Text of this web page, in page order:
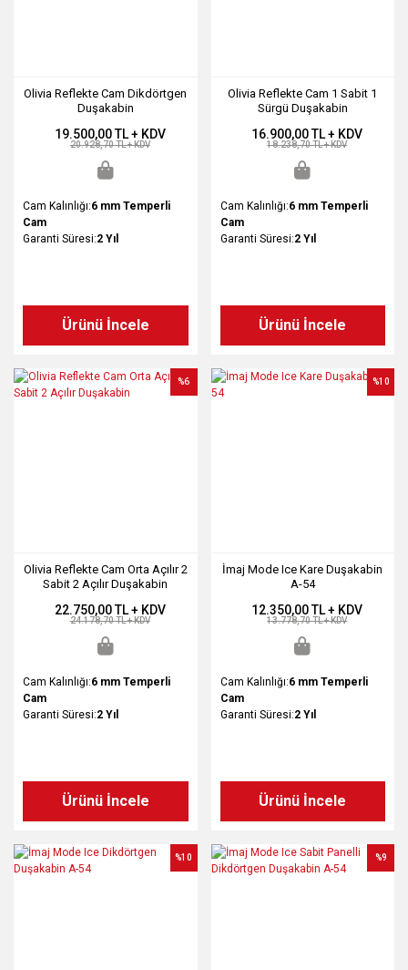
Olivia Reflekte Cam Dikdörtgen
Duşakabin
19.500,00 TL + KDV
20.928,70 TL + KDV
Cam Kalınlığı:6 mm Temperli
Cam
Garanti Süresi:2 Yıl
Ürünü İncele
Olivia Reflekte Cam 1 Sabit 1
Sürgü Duşakabin
16.900,00 TL + KDV
18.238,70 TL + KDV
Cam Kalınlığı:6 mm Temperli
Cam
Garanti Süresi:2 Yıl
Ürünü İncele
Olivia Reflekte Cam Orta Açılır 2
Sabit 2 Açılır Duşakabin
%6
22.750,00 TL + KDV
24.178,70 TL + KDV
Cam Kalınlığı:6 mm Temperli
Cam
Garanti Süresi:2 Yıl
Ürünü İncele
İmaj Mode Ice Kare Duşakabin
A-54
%10
12.350,00 TL + KDV
13.778,70 TL + KDV
Cam Kalınlığı:6 mm Temperli
Cam
Garanti Süresi:2 Yıl
Ürünü İncele
%10 %9